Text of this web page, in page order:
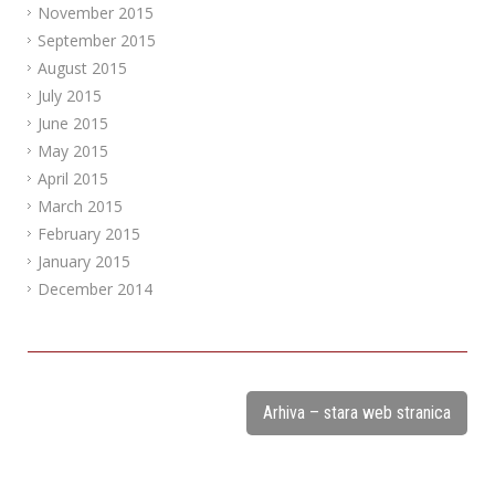
November 2015
September 2015
August 2015
July 2015
June 2015
May 2015
April 2015
March 2015
February 2015
January 2015
December 2014
Arhiva – stara web stranica